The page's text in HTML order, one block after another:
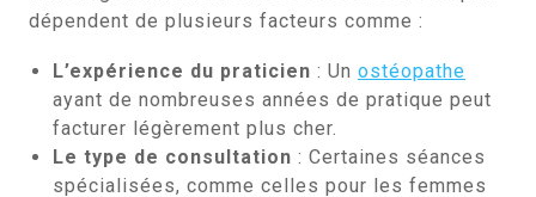
dépendent de plusieurs facteurs comme :
L’expérience du praticien : Un ostéopathe
ayant de nombreuses années de pratique peut
facturer légèrement plus cher.
Le type de consultation : Certaines séances
spécialisées, comme celles pour les femmes